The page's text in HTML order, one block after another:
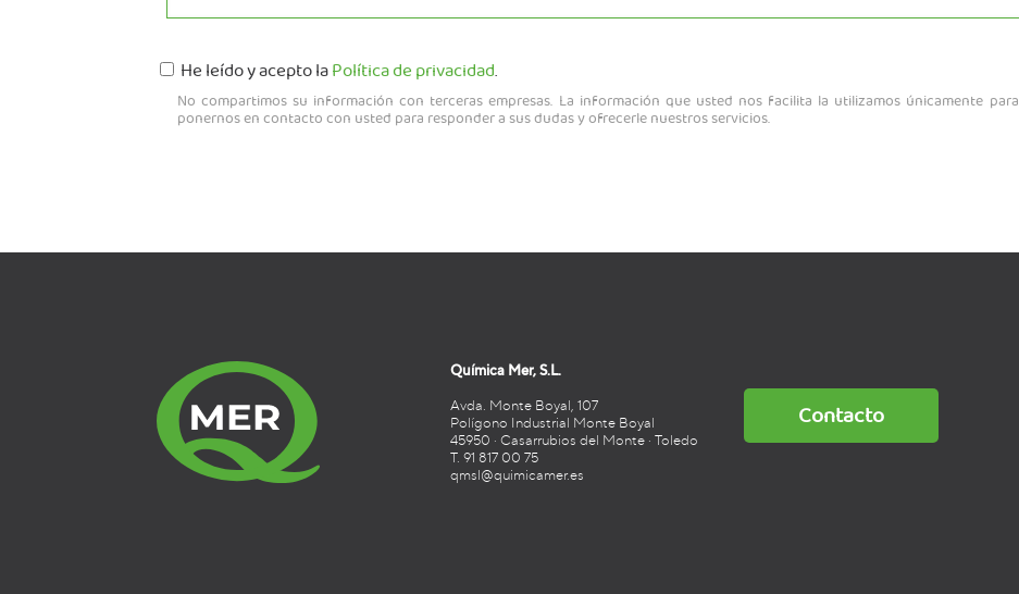
He leído y acepto la Política de privacidad
No compartimos su información con terceras empresas. La información que usted nos facilita la utilizamos únicamente para
ponernos en contacto con usted para responder a sus dudas y ofrecerle nuestros servicios.
Química Mer, S.L.
Avda. Monte Boyal, 107
Polígono Industrial Monte Boyal
45950 · Casarrubios del Monte · Toledo
T. 91 817 00 75
qmsl@quimicamer.es
Contacto